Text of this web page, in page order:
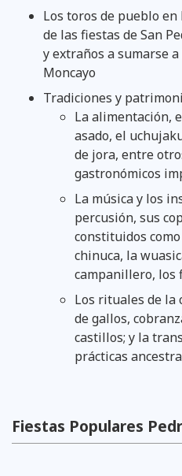
Los toros de pueblo
de las fiestas de San
y extraños a sumarse
Moncayo
Tradiciones y
La alimentación,
asado, el
de jora, entre
gastronómicos
La música y los
percusión, sus
constituidos
chinuca, la
campanillero, los
Los rituales de la
de gallos,
castillos; y la
prácticas
Fiestas Populares